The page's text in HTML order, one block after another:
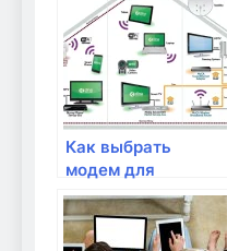
Как выбрать
модем для
стабильного
интернет-
соединения?